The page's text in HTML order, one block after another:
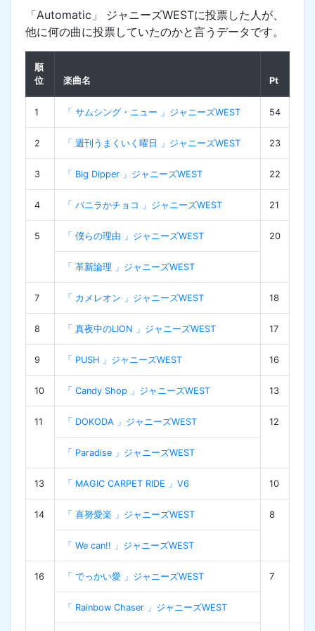
「Automatic」 ジャニーズWESTに投票した人が、
他に何の曲に投票していたのかと言うデータです。
順
位
楽曲名 Pt
1 「 サムシング・ニュー 」ジャニーズWEST 54
2 「 週刊うまくいく曜日 」ジャニーズWEST 23
3 「 Big Dipper 」ジャニーズWEST 22
4 「 バニラかチョコ 」ジャニーズWEST 21
5 「 僕らの理由 」ジャニーズWEST 20
「 革新論理 」ジャニーズWEST
7 「 カメレオン 」ジャニーズWEST 18
8 「 真夜中のLION 」ジャニーズWEST 17
9 「 PUSH 」ジャニーズWEST 16
10 「 Candy Shop 」ジャニーズWEST 13
11 「 DOKODA 」ジャニーズWEST 12
「 Paradise 」ジャニーズWEST
13 「 MAGIC CARPET RIDE 」V6 10
14 「 喜努愛楽 」ジャニーズWEST 8
「 We can!! 」ジャニーズWEST
16 「 でっかい愛 」ジャニーズWEST 7
「 Rainbow Chaser 」ジャニーズWEST